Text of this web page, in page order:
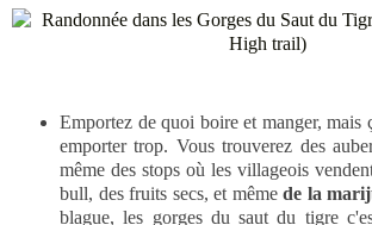
Emportez de quoi boire et manger, mais
emporter trop. Vous trouverez des
même des stops où les villageois
bull, des fruits secs, et mêmede la
blague, les gorges du saut du tigre